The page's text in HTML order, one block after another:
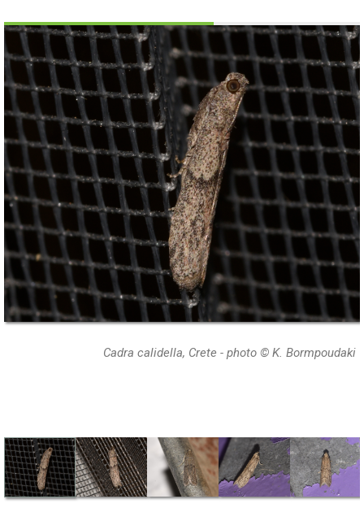
Cadra calidella, Crete - photo © K. Bormpoudaki